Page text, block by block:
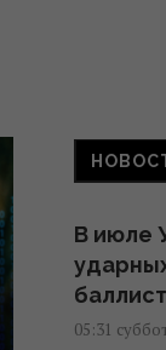
В июле
05:31